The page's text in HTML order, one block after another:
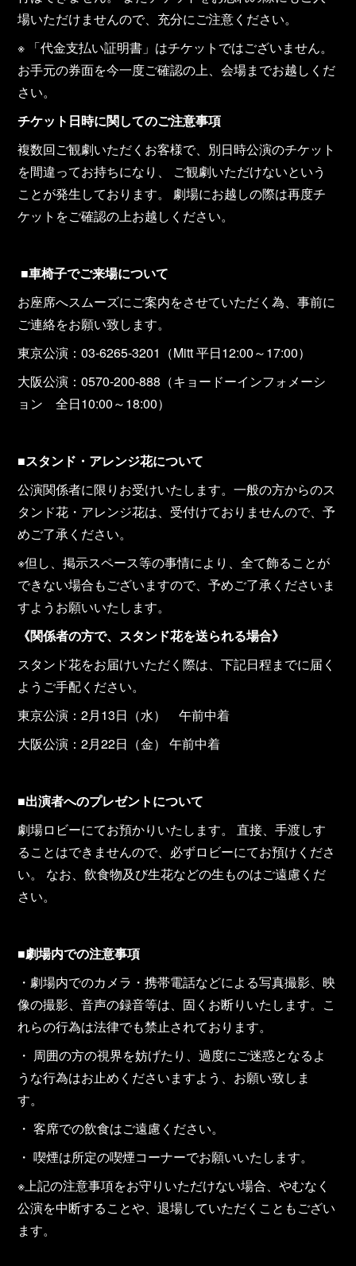
場いただけませんので、充分にご注意ください。
※ 「代金支払い証明書」はチケットではございません。
お手元の券面を今一度ご確認の上、会場までお越しくだ
さい。
チケット日時に関してのご注意事項
複数回ご観劇いただくお客様で、別日時公演のチケット
を間違ってお持ちになり、 ご観劇いただけないという
ことが発生しております。 劇場にお越しの際は再度チ
ケットをご確認の上お越しください。
■車椅子でご来場について
お座席へスムーズにご案内をさせていただく為、事前に
ご連絡をお願い致します。
東京公演：03-6265-3201（Mitt 平日12:00～17:00）
大阪公演：0570-200-888（キョードーインフォメーシ
ョン 全日10:00～18:00）
■スタンド・アレンジ花について
公演関係者に限りお受けいたします。一般の方からのス
タンド花・アレンジ花は、受付けておりませんので、予
めご了承ください。
※但し、掲示スペース等の事情により、全て飾ることが
できない場合もございますので、予めご了承くださいま
すようお願いいたします。
《関係者の方で、スタンド花を送られる場合》
スタンド花をお届けいただく際は、下記日程までに届く
ようご手配ください。
東京公演：2月13日（水） 午前中着
大阪公演：2月22日（金） 午前中着
■出演者へのプレゼントについて
劇場ロビーにてお預かりいたします。 直接、手渡しす
ることはできませんので、必ずロビーにてお預けくださ
い。 なお、飲食物及び生花などの生ものはご遠慮くだ
さい。
■劇場内での注意事項
・劇場内でのカメラ・携帯電話などによる写真撮影、映
像の撮影、音声の録音等は、固くお断りいたします。こ
れらの行為は法律でも禁止されております。
・ 周囲の方の視界を妨げたり、過度にご迷惑となるよ
うな行為はお止めくださいますよう、お願い致しま
す。
・ 客席での飲食はご遠慮ください。
・ 喫煙は所定の喫煙コーナーでお願いいたします。
※上記の注意事項をお守りいただけない場合、やむなく
公演を中断することや、退場していただくこともござい
ます。